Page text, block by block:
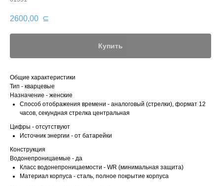
2600,00 ⊆
Купить
Общие характеристики
Тип - кварцевые
Назначение - женские
Способ отображения времени - аналоговый (стрелки), формат 12
часов, секундная стрелка центральная
Цифры - отсутствуют
Источник энергии - от батарейки
Конструкция
Водонепроницаемые - да
Класс водонепроницаемости - WR (минимальная защита)
Материал корпуса - сталь, полное покрытие корпуса